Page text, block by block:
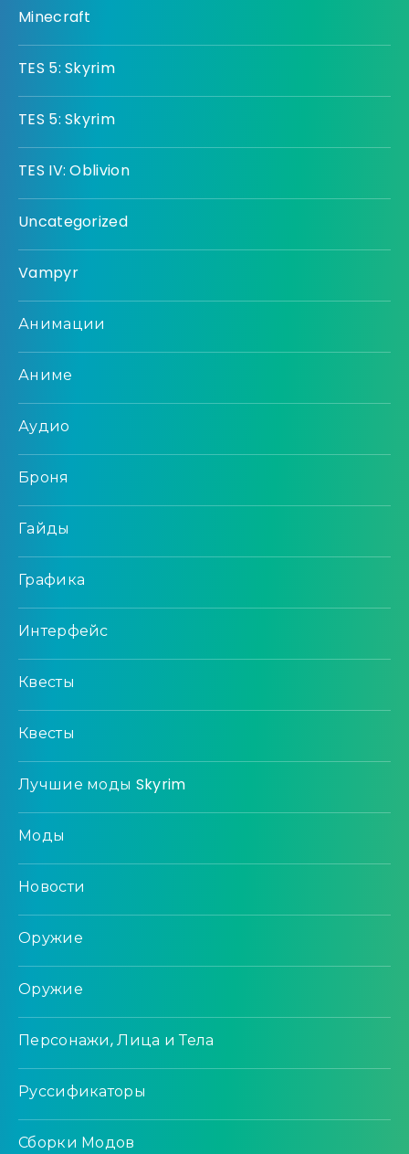
Minecraft
TES 5: Skyrim
TES 5: Skyrim
TES IV: Oblivion
Uncategorized
Vampyr
Анимации
Аниме
Аудио
Броня
Гайды
Графика
Интерфейс
Квесты
Квесты
Лучшие моды Skyrim
Моды
Новости
Оружие
Оружие
Персонажи, Лица и Тела
Руссификаторы
Сборки Модов